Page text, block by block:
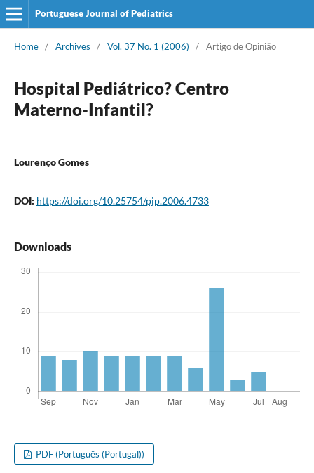
Portuguese Journal of Pediatrics
Home / Archives / Vol. 37 No. 1 (2006) / Artigo de Opinião
Hospital Pediátrico? Centro
Materno-Infantil?
Lourenço Gomes
DOI: https://doi.org/10.25754/pjp.2006.4733
Downloads
PDF (Português (Portugal))